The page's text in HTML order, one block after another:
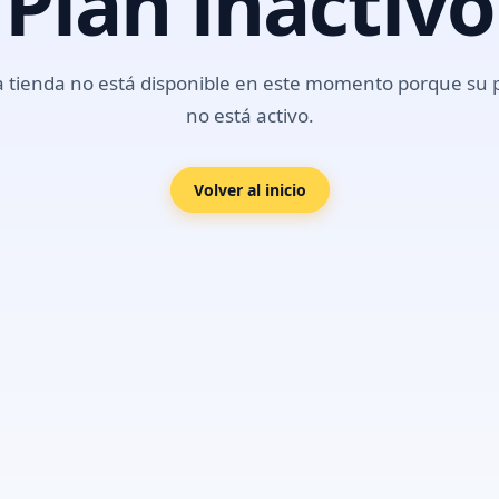
tienda no está disponible en este momento porque su
no está activo.
Volver al inicio